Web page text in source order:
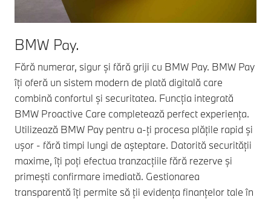
BMW Pay.
Fără numerar, sigur și fără griji cu BMW Pay. BMW Pay
îți oferă un sistem modern de plată digitală care
combină confortul și securitatea. Funcția integrată
BMW Proactive Care completează perfect experiența.
Utilizează BMW Pay pentru a-ți procesa plățile rapid și
ușor - fără timpi lungi de așteptare. Datorită securității
maxime, îți poți efectua tranzacțiile fără rezerve și
primești confirmare imediată. Gestionarea
transparentă îți permite să ții evidența finanțelor tale în